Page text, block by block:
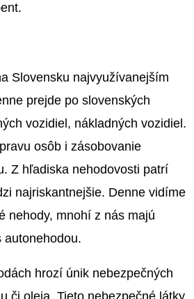
Slovensku najvyužívanejším
prejde po slovenských
vozidiel, nákladných vozidiel.
osôb i zásobovanie
Z hľadiska nehodovosti patrí
najriskantnejšie. Denne vidíme
nehody, mnohí z nás majú
hrozí únik nebezpečných
či oleja. Tieto nebezpečné látky